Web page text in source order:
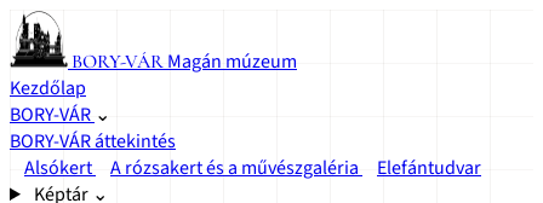
BORY-VÁR Magán múzeum
Kezdőlap
BORY-VÁR ⌄
BORY-VÁR áttekintés
Alsókert
A rózsakert és a művészgaléria
Elefántudvar
Képtár ⌄